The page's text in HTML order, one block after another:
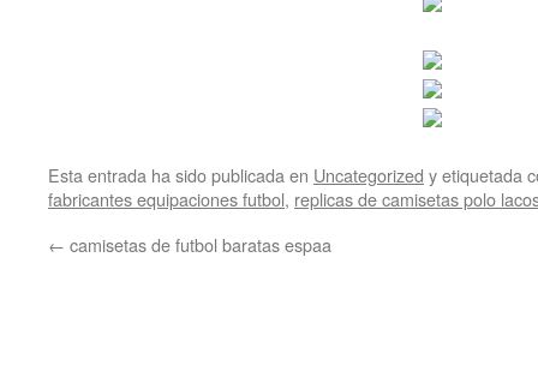
Esta entrada ha sido publicada en Uncategorized y etiquetada
fabricantes equipaciones futbol, replicas de camisetas polo
← camisetas de futbol baratas espaa